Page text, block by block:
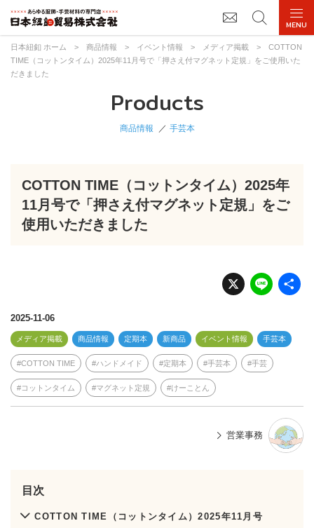
日本紐釦 ホーム > 商品情報 > イベント情報 > メディア掲載 >
COTTON
TIME（コットンタイム）2025年11月号で「押さえ付マグネット定規」をご使用いた
だきました
Products
商品情報 手芸本
COTTON TIME（コットンタイム）2025年
11月号で「押さえ付マグネット定規」をご
使用いただきました
X Li
n
2025-11-06
メディア掲載 商品情報 定期本 新商品 イベント情報 手芸本
COTTON TIME ハンドメイド 定期本 手芸本 手芸
コットンタイム マグネット定規 けーことん
営業事務
目次
COTTON TIME（コットンタイム）2025年11月号